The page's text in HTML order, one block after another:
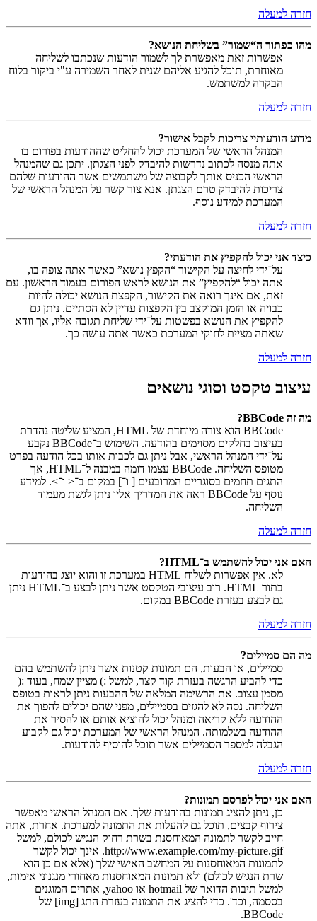
חזרה למעלה
מהו כפתור ה“שמור” בשליחת הנושא?
אפשרות זאת מאפשרת לך לשמור הודעות שנכתבו לשליחה
מאוחרת, תוכל להגיע אליהם שנית לאחר השמירה ע"י ביקור בלוח
הבקרה למשתמש.
חזרה למעלה
מדוע הודעותיי צריכות לקבל אישור?
המנהל הראשי של המערכת יכול להחליט שההודעות בפורום בו
אתה מנסה לכתוב נדרשות להיבדק לפני הצגתן. יתכן גם שהמנהל
הראשי הכניס אותך לקבוצה של משתמשים אשר ההודעות שלהם
צריכות להיבדק טרם הצגתן. אנא צור קשר על המנהל הראשי של
המערכת למידע נוסף.
חזרה למעלה
כיצד אני יכול להקפיץ את הודעתי?
על־ידי לחיצה על הקישור “הקפץ נושא” כאשר אתה צופה בו,
אתה יכול “להקפיץ” את הנושא לראש הפורום בעמוד הראשון. עם
זאת, אם אינך רואה את הקישור, הקפצת הנושא יכולה להיות
כבויה או הזמן המוקצב בין הקפצות עדיין לא הסתיים. ניתן גם
להקפיץ את הנושא בפשטות על־ידי שליחת תגובה אליו, אך וודא
שאתה מציית לחוקי המערכת כאשר אתה עושה כך.
חזרה למעלה
עיצוב טקסט וסוגי נושאים
מה זה BBCode?
BBCode הוא צורה מיוחדת של HTML, המציע שליטה נהדרת
בעיצוב בחלקים מסוימים בהודעה. השימוש ב־BBCode נקבע
על־ידי המנהל הראשי, אבל ניתן גם לכבות אותו בכל הודעה בפרט
מטופס השליחה. BBCode עצמו דומה במבנה ל־HTML, אך
התגים תחמים בסוגריים המרובעים [ ו־] במקום ב־< ו־>. למידע
נוסף על BBCode ראה את המדריך אליו ניתן לגשת מעמוד
השליחה.
חזרה למעלה
האם אני יכול להשתמש ב־HTML?
לא. אין אפשרות לשלוח HTML במערכת זו והוא יוצג בהודעות
בתור HTML. רוב עיצובי הטקסט אשר ניתן לבצע ב־HTML ניתן
גם לבצע בעזרת BBCode במקום.
חזרה למעלה
מה הם סמיילים?
סמיילים, או הבעות, הם תמונות קטנות אשר ניתן להשתמש בהם
כדי להביע הרגשה בעזרת קוד קצר, למשל :) מציין שמח, בעוד :(
מסמן עצוב. את הרשימה המלאה של ההבעות ניתן לראות בטופס
השליחה. נסה לא להגזים בסמיילים, מפני שהם יכולים להפוך את
ההודעה ללא קריאה ומנהל יכול להוציא אותם או להסיר את
ההודעה בשלמותה. המנהל הראשי של המערכת יכול גם לקבוע
הגבלה למספר הסמיילים אשר תוכל להוסיף להודעות.
חזרה למעלה
האם אני יכול לפרסם תמונות?
כן, ניתן להציג תמונות בהודעות שלך. אם המנהל הראשי מאפשר
צירוף קבצים, תוכל גם להעלות את התמונה למערכת. אחרת, אתה
חייב לקשר לתמונה המאוחסנת בשרת רחוק הנגיש לכולם, למשל
http://www.example.com/my-picture.gif. אינך יכול לקשר
לתמונות המאוחסנות על המחשב האישי שלך (אלא אם כן הוא
שרת הנגיש לכולם) ולא תמונות המאוחסנות מאחורי מנגנוני אימות,
למשל תיבות הדואר של hotmail או yahoo, אתרים המוגנים
בססמה, וכד'. כדי להציג את התמונה בעזרת התג [img] של
BBCode.